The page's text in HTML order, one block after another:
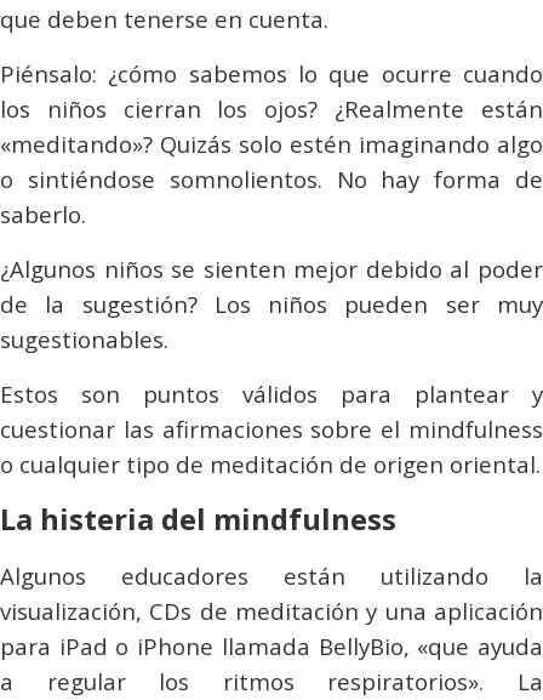
que deben tenerse en cuenta.
Piénsalo: ¿cómo sabemos lo que ocurre cuando
los niños cierran los ojos? ¿Realmente están
«meditando»? Quizás solo estén imaginando algo
o sintiéndose somnolientos. No hay forma de
saberlo.
¿Algunos niños se sienten mejor debido al poder
de la sugestión? Los niños pueden ser muy
sugestionables.
Estos son puntos válidos para plantear y
cuestionar las afirmaciones sobre el mindfulness
o cualquier tipo de meditación de origen oriental.
La histeria del mindfulness
Algunos educadores están utilizando la
visualización, CDs de meditación y una aplicación
para iPad o iPhone llamada BellyBio, «que ayuda
a regular los ritmos respiratorios». La